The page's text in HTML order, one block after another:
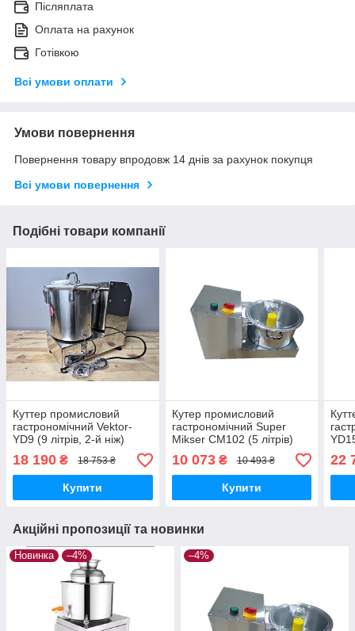
Післяплата
Оплата на рахунок
Готівкою
Всі умови оплати
Умови повернення
Повернення товару впродовж 14 днів за рахунок покупця
Всі умови повернення
Подібні товари компанії
Куттер промисловий
гастрономічний Vektor-
YD9 (9 літрів, 2-й ніж)
18 190 ₴ 18 753 ₴
Купити
Кутер промисловий
гастрономічний Super
Mikser CM102 (5 літрів)
10 073₴ 10 493 ₴
Купити
22
Акційні пропозиції та новинки
Новинка –4% –4%